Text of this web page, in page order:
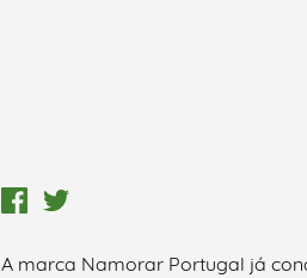
A marca Namorar Portugal já